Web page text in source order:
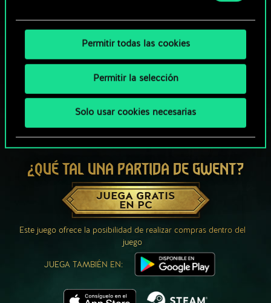
Permitir todas las cookies
Permitir la selección
Solo usar cookies necesarias
¿QUÉ TAL UNA PARTIDA DE GWENT?
JUEGA GRATIS
EN PC
Este juego ofrece la posibilidad de realizar compras dentro del
juego
JUEGA TAMBIÉN EN: